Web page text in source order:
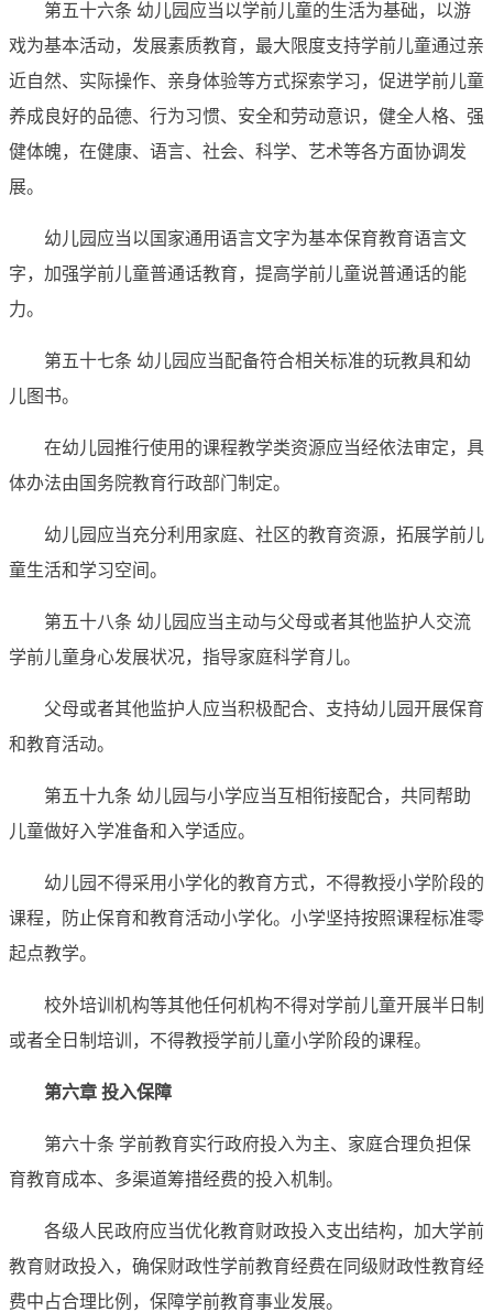
第五十六条 幼儿园应当以学前儿童的生活为基础，以游
戏为基本活动，发展素质教育，最大限度支持学前儿童通过亲
近自然、实际操作、亲身体验等方式探索学习，促进学前儿童
养成良好的品德、行为习惯、安全和劳动意识，健全人格、强
健体魄，在健康、语言、社会、科学、艺术等各方面协调发
展。
幼儿园应当以国家通用语言文字为基本保育教育语言文
字，加强学前儿童普通话教育，提高学前儿童说普通话的能
力。
第五十七条 幼儿园应当配备符合相关标准的玩教具和幼
儿图书。
在幼儿园推行使用的课程教学类资源应当经依法审定，具
体办法由国务院教育行政部门制定。
幼儿园应当充分利用家庭、社区的教育资源，拓展学前儿
童生活和学习空间。
第五十八条 幼儿园应当主动与父母或者其他监护人交流
学前儿童身心发展状况，指导家庭科学育儿。
父母或者其他监护人应当积极配合、支持幼儿园开展保育
和教育活动。
第五十九条 幼儿园与小学应当互相衔接配合，共同帮助
儿童做好入学准备和入学适应。
幼儿园不得采用小学化的教育方式，不得教授小学阶段的
课程，防止保育和教育活动小学化。小学坚持按照课程标准零
起点教学。
校外培训机构等其他任何机构不得对学前儿童开展半日制
或者全日制培训，不得教授学前儿童小学阶段的课程。
第六章 投入保障
第六十条 学前教育实行政府投入为主、家庭合理负担保
育教育成本、多渠道筹措经费的投入机制。
各级人民政府应当优化教育财政投入支出结构，加大学前
教育财政投入，确保财政性学前教育经费在同级财政性教育经
费中占合理比例，保障学前教育事业发展。